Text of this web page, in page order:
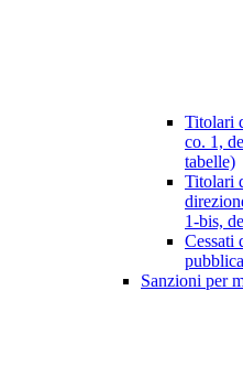
Titolari
co. 1,
tabelle)
Titolari
1-bis,
Cessati
Sanzioni per